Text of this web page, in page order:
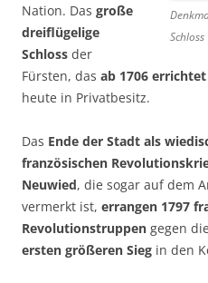
Schloss
Nation. Das große
dreiflügelige
Schloss der
Fürsten, das ab 1706 errichtet
heute in Privatbesitz.
Das Ende der Stadt als
französischen
Neuwied, die sogar auf dem
vermerkt ist, errangen 1797
Revolutionstruppen gegen
ersten größeren Sieg in den